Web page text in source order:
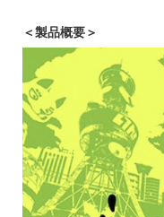
＜製品概要＞